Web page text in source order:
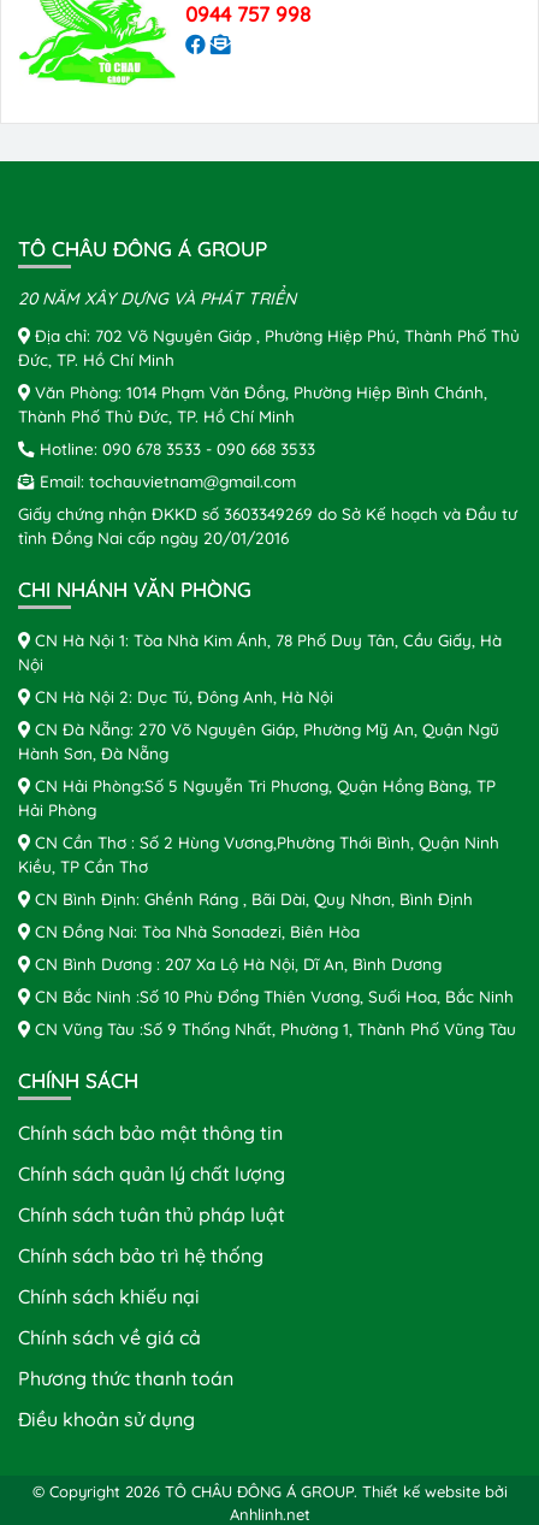
0944 757 998
TÔ CHÂU ĐÔNG Á GROUP
20 NĂM XÂY DỰNG VÀ PHÁT TRIỂN
Địa chỉ: 702 Võ Nguyên Giáp , Phường Hiệp Phú, Thành Phố Thủ
Đức, TP. Hồ Chí Minh
Văn Phòng: 1014 Phạm Văn Đồng, Phường Hiệp Bình Chánh,
Thành Phố Thủ Đức, TP. Hồ Chí Minh
Hotline: 090 678 3533 - 090 668 3533
Email: tochauvietnam@gmail.com
Giấy chứng nhận ĐKKD số 3603349269 do Sở Kế hoạch và Đầu tư
tỉnh Đồng Nai cấp ngày 20/01/2016
CHI NHÁNH VĂN PHÒNG
CN Hà Nội 1: Tòa Nhà Kim Ánh, 78 Phố Duy Tân, Cầu Giấy, Hà
Nội
CN Hà Nội 2: Dục Tú, Đông Anh, Hà Nội
CN Đà Nẵng: 270 Võ Nguyên Giáp, Phường Mỹ An, Quận Ngũ
Hành Sơn, Đà Nẵng
CN Hải Phòng:Số 5 Nguyễn Tri Phương, Quận Hồng Bàng, TP
Hải Phòng
CN Cần Thơ : Số 2 Hùng Vương,Phường Thới Bình, Quận Ninh
Kiều, TP Cần Thơ
CN Bình Định: Ghềnh Ráng , Bãi Dài, Quy Nhơn, Bình Định
CN Đồng Nai: Tòa Nhà Sonadezi, Biên Hòa
CN Bình Dương : 207 Xa Lộ Hà Nội, Dĩ An, Bình Dương
CN Bắc Ninh :Số 10 Phù Đổng Thiên Vương, Suối Hoa, Bắc Ninh
CN Vũng Tàu :Số 9 Thống Nhất, Phường 1, Thành Phố Vũng Tàu
CHÍNH SÁCH
Chính sách bảo mật thông tin
Chính sách quản lý chất lượng
Chính sách tuân thủ pháp luật
Chính sách bảo trì hệ thống
Chính sách khiếu nại
Chính sách về giá cả
Phương thức thanh toán
Điều khoản sử dụng
© Copyright 2026 TÔ CHÂU ĐÔNG Á GROUP. Thiết kế website bởi
Anhlinh.net